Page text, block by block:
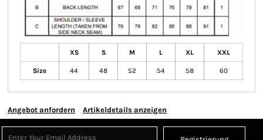
XS S M L XL XXL
Size 44 48 52 54 58 60
Angebot anfordern Artikeldetails anzeigen